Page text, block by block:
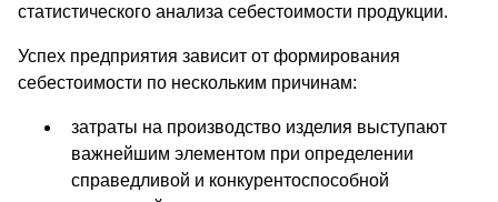
статистического анализа себестоимости продукции.
Успех предприятия зависит от формирования
себестоимости по нескольким причинам:
затраты на производство изделия выступают
важнейшим элементом при определении
справедливой и конкурентоспособной